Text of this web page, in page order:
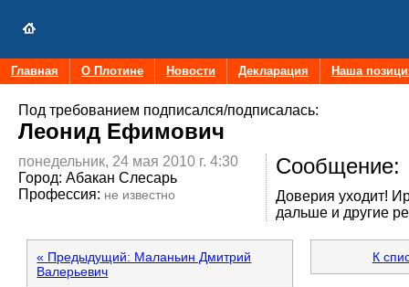
Главная О Плотине Новости Декларация Наша
Под требованием подписался/подписалась:
Леонид Ефимович
Сообщение:
Доверия уходит!
дальше и другие
понедельник, 24 мая 2010 г. 4:30
Город: Абакан Слесарь
Профессия: не известно
« Предыдущий: Маланьин Дмитрий
Валерьевич
К